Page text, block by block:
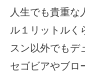
人生でも貴重な
ル１リットルく
スン以外でもデ
セゴビアやブロ